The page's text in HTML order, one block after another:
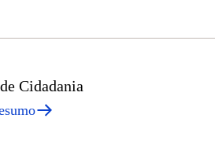
Cidadania